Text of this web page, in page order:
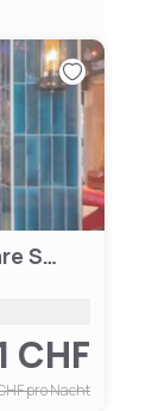
Eklo Hotels Montpellier Centre Gare Saint-Roch
CHF
pro Nacht